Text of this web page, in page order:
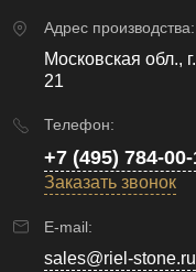
Адрес производства:
Московская обл.,
21
Телефон:
+7 (495) 784-00-
Заказать звонок
E-mail:
sales@riel-stone.ru